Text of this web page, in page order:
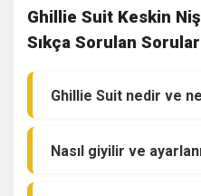
Ghillie Suit Keskin
Sıkça Sorulan Sorular
Ghillie Suit nedir ve
Nasıl giyilir ve